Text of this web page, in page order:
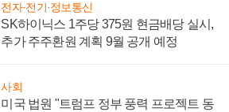
전자·전기·정보통신
SK하이닉스 1주당 375원 현금배당 실시,
추가 주주환원 계획 9월 공개 예정
사회
미국 법원 "트럼프 정부 풍력 프로젝트 동